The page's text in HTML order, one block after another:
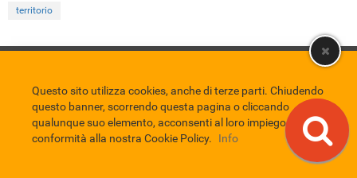
territorio
Credits
EBAD
Eboli Archivio Digitale
Questo sito utilizza cookies, anche di terze parti. Chiudendo
questo banner, scorrendo questa pagina o cliccando
qualunque suo elemento, acconsenti al loro impiego in
conformità alla nostra Cookie Policy.
Info